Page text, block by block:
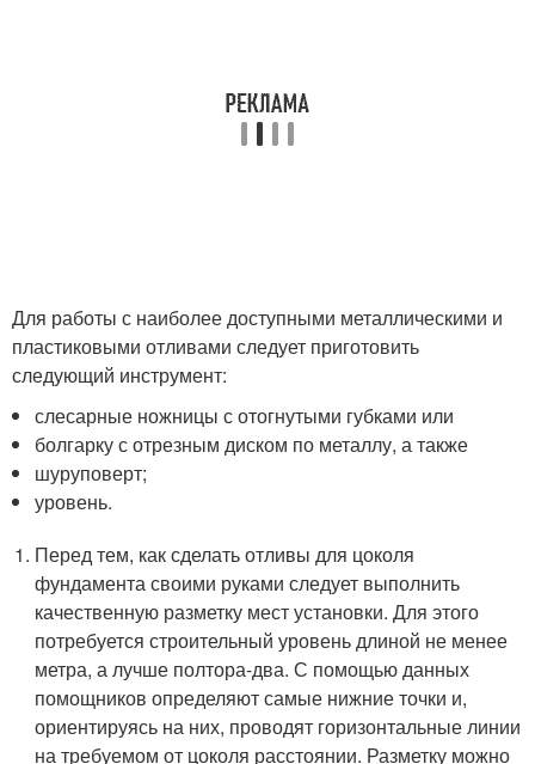
Для работы с наиболее доступными металлическими и
пластиковыми отливами следует приготовить
следующий инструмент:
слесарные ножницы с отогнутыми губками или
болгарку с отрезным диском по металлу, а также
шуруповерт;
уровень.
Перед тем, как сделать отливы для цоколя
фундамента своими руками следует выполнить
качественную разметку мест установки. Для этого
потребуется строительный уровень длиной не менее
метра, а лучше полтора-два. С помощью данных
помощников определяют самые нижние точки и,
ориентируясь на них, проводят горизонтальные линии
на требуемом от цоколя расстоянии. Разметку можно